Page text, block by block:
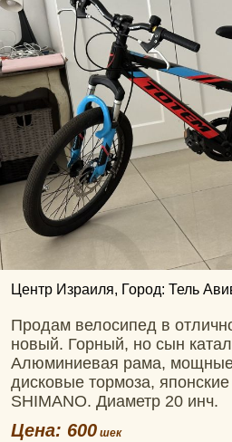
Центр Израиля, Город: Тель
Продам велосипед в
новый. Горный, но сын
Алюминиевая рама,
дисковые тормоза,
SHIMANO. Диаметр 20 инч.
Цена: 600